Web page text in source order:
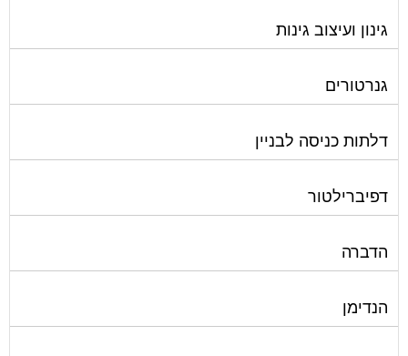
חברות ניהול בתים משותפים
חברות ניקיון בתים משותפים
חיטוי מאגרי מים
חשמל
טפסים וחתימות דיגיטליות
כיבוי אש